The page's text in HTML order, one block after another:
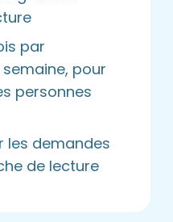
par
pour
personnes
les demandes
de lecture